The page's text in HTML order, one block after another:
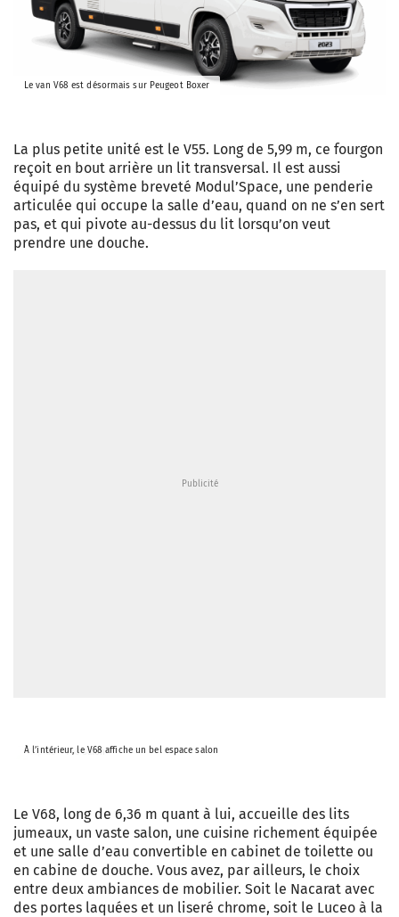
Le van V68 est désormais sur Peugeot Boxer
La plus petite unité est le V55. Long de 5,99 m, ce fourgon
reçoit en bout arrière un lit transversal. Il est aussi
équipé du système breveté Modul’Space, une penderie
articulée qui occupe la salle d’eau, quand on ne s’en sert
pas, et qui pivote au-dessus du lit lorsqu’on veut
prendre une douche.
À l’intérieur, le V68 affiche un bel espace salon
Le V68, long de 6,36 m quant à lui, accueille des lits
jumeaux, un vaste salon, une cuisine richement équipée
et une salle d’eau convertible en cabinet de toilette ou
en cabine de douche. Vous avez, par ailleurs, le choix
entre deux ambiances de mobilier. Soit le Nacarat avec
des portes laquées et un liseré chrome, soit le Luceo à la